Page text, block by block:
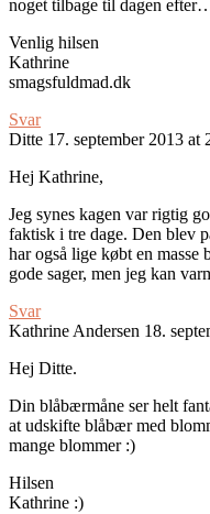
noget tilbage til dagen
Venlig hilsen
Kathrine
smagsfuldmad.dk
Svar
Ditte 17. september 2013 at
Hej Kathrine,
Jeg synes kagen var rigtig
faktisk i tre dage. Den blev
har også lige købt en masse
gode sager, men jeg kan
Svar
Kathrine Andersen 18.
Hej Ditte.
Din blåbærmåne ser helt
at udskifte blåbær med
mange blommer :)
Hilsen
Kathrine :)